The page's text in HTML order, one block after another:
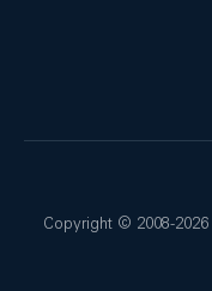
Copyright © 2008-2026